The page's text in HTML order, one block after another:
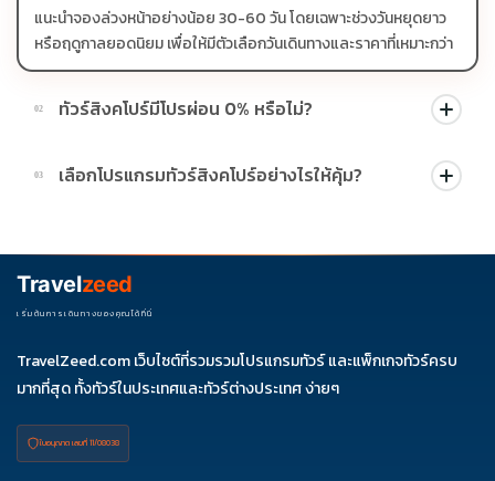
แนะนำจองล่วงหน้าอย่างน้อย 30-60 วัน โดยเฉพาะช่วงวันหยุดยาว
หรือฤดูกาลยอดนิยม เพื่อให้มีตัวเลือกวันเดินทางและราคาที่เหมาะกว่า
02 ทัวร์สิงคโปร์มีโปรผ่อน 0% หรือไม่?
บางโปรแกรมมีโปรผ่อน 0% หรือโปรโมชั่นบัตรเครดิตตามเงื่อนไขที่
บริษัทกำหนด สามารถดูสัญลักษณ์โปรโมชั่นในรายการทัวร์แต่ละ
03 เลือกโปรแกรมทัวร์สิงคโปร์อย่างไรให้คุ้ม?
ช่วงราคา ไม่ควรเทียบจากราคาต่ำสุดเพียงอย่างเดียว
Travelzeed
เริ่มต้นการเดินทางของคุณได้ที่นี่
TravelZeed.com เว็บไซต์ที่รวมรวมโปรแกรมทัวร์ และแพ็กเกจทัวร์ครบ
มากที่สุด ทั้งทัวร์ในประเทศและทัวร์ต่างประเทศ ง่ายๆ
ใบอนุญาต เลขที่ 11/08038